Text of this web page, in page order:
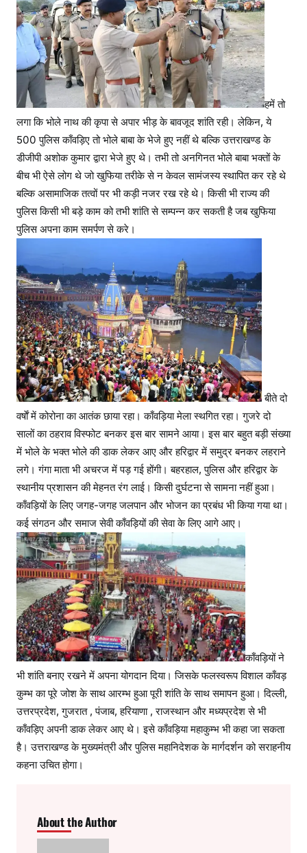
हमें तो
लगा कि भोले नाथ की कृपा से अपार भीड़ के बावजूद शांति रही। लेकिन, ये
500 पुलिस काँवड़िए तो भोले बाबा के भेजे हुए नहीं थे बल्कि उत्तराखण्ड के
डीजीपी अशोक कुमार द्वारा भेजे हुए थे। तभी तो अनगिनत भोले बाबा भक्तों के
बीच भी ऐसे लोग थे जो खुफिया तरीके से न केवल सामंजस्य स्थापित कर रहे थे
बल्कि असामाजिक तत्वों पर भी कड़ी नजर रख रहे थे। किसी भी राज्य की
पुलिस किसी भी बड़े काम को तभी शांति से सम्पन्न कर सकती है जब खुफिया
पुलिस अपना काम समर्पण से करे।
बीते दो
वर्षाें में कोरोना का आतंक छाया रहा। काँवड़िया मेला स्थगित रहा। गुजरे दो
सालों का ठहराव विस्फोट बनकर इस बार सामने आया। इस बार बहुत बड़ी संख्या
में भोले के भक्त भोले की डाक लेकर आए और हरिद्वार में समुद्र बनकर लहराने
लगे। गंगा माता भी अचरज में पड़ गई होंगी। बहरहाल, पुलिस और हरिद्वार के
स्थानीय प्रशासन की मेहनत रंग लाई। किसी दुर्घटना से सामना नहीं हुआ।
काँवड़ियों के लिए जगह-जगह जलपान और भोजन का प्रबंध भी किया गया था।
कई संगठन और समाज सेवी काँवड़ियों की सेवा के लिए आगे आए।
काँवड़ियों ने
भी शांति बनाए रखने में अपना योगदान दिया। जिसके फलस्वरूप विशाल काँवड़
कुम्भ का पूरे जोश के साथ आरम्भ हुआ पूरी शांति के साथ समापन हुआ। दिल्ली,
उत्तरप्रदेश, गुजरात , पंजाब, हरियाणा , राजस्थान और मध्यप्रदेश से भी
काँवड़िए अपनी डाक लेकर आए थे। इसे काँवड़िया महाकुम्भ भी कहा जा सकता
है। उत्तराखण्ड के मुख्यमंत्री और पुलिस महानिदेशक के मार्गदर्शन को सराहनीय
कहना उचित होगा।
About the Author